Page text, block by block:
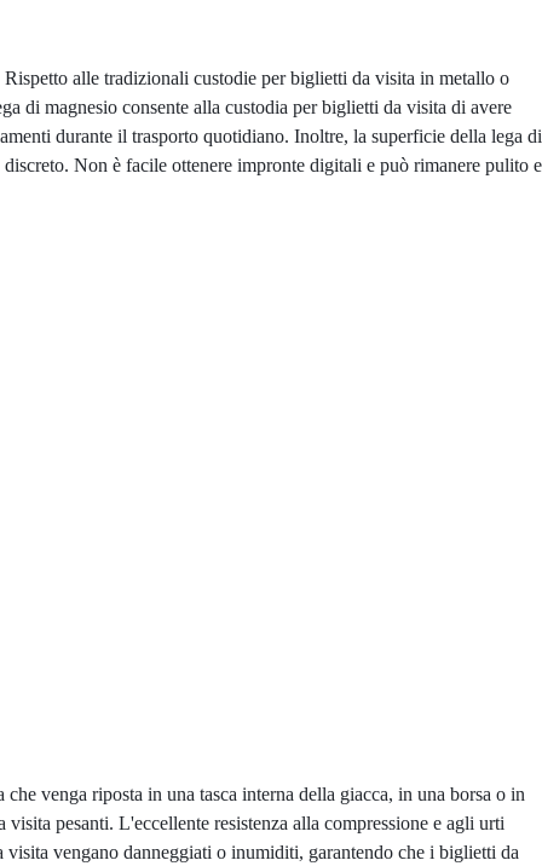
alle tradizionali custodie per biglietti da visita in metallo o
di magnesio consente alla custodia per biglietti da visita di avere
durante il trasporto quotidiano. Inoltre, la superficie della lega di
Non è facile ottenere impronte digitali e può rimanere pulito e
venga riposta in una tasca interna della giacca, in una borsa o in
pesanti. L'eccellente resistenza alla compressione e agli urti
vengano danneggiati o inumiditi, garantendo che i biglietti da